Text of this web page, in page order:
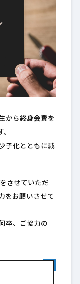
から終身会費を
子化とともに減
させていただ
をお願いさせて
卒、ご協力の